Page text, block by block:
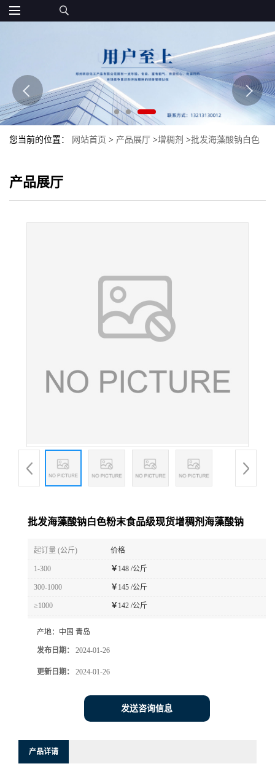
您当前的位置： 网站首页 > 产品展厅 >增稠剂 >批发海藻酸钠白色
产品展厅
批发海藻酸钠白色粉末食品级现货增稠剂海藻酸钠
起订量 (公斤) 价格
1-300 ￥ 148 /公斤
300-1000 ￥ 145 /公斤
≥1000 ￥ 142 /公斤
产地： 中国 青岛
发布日期： 2024-01-26
更新日期： 2024-01-26
发送咨询信息
产品详请